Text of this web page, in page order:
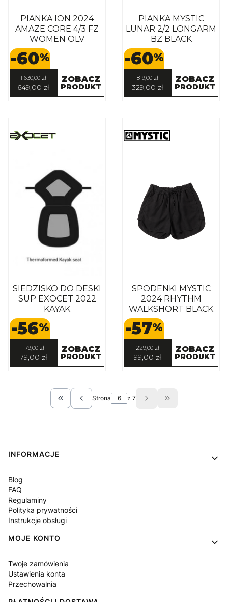
PIANKA ION 2024
AMAZE CORE 4/3 FZ
WOMEN OLV
-60%
1 630,00 zł
649,00 zł
ZOBACZ
PRODUKT
PIANKA MYSTIC
LUNAR 2/2 LONGARM
BZ BLACK
-60%
819,00 zł
329,00 zł
ZOBACZ
PRODUKT
SIEDZISKO DO DESKI
SUP EXOCET 2022
KAYAK
-56%
179,00 zł
79,00 zł
ZOBACZ
PRODUKT
SPODENKI MYSTIC
2024 RHYTHM
WALKSHORT BLACK
-57%
229,00 zł
99,00 zł
ZOBACZ
PRODUKT
Wróć do pierwszej strony z produktami
Strona z 7 Przejdź do
Linki w stopce
INFORMACJE
Blog
FAQ
Regulaminy
Polityka prywatności
Instrukcje obsługi
MOJE KONTO
Twoje zamówienia
Ustawienia konta
Przechowalnia